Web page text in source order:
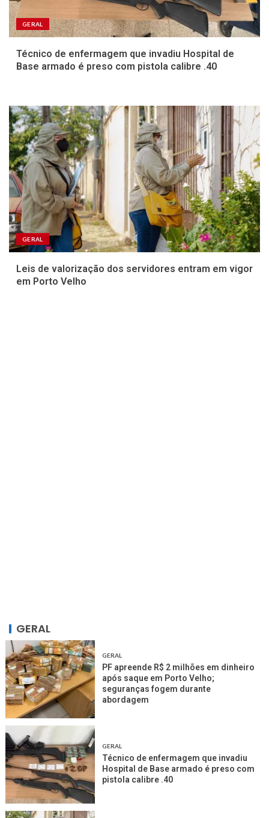
GERAL
Técnico de enfermagem que invadiu Hospital de
Base armado é preso com pistola calibre .40
GERAL
Leis de valorização dos servidores entram em vigor
em Porto Velho
GERAL
GERAL
PF apreende R$ 2 milhões em dinheiro
após saque em Porto Velho;
seguranças fogem durante
abordagem
GERAL
Técnico de enfermagem que invadiu
Hospital de Base armado é preso com
pistola calibre .40